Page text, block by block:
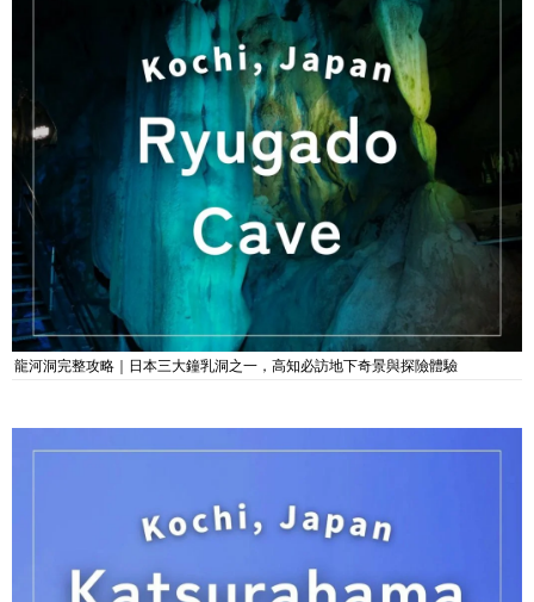
龍河洞完整攻略｜日本三大鐘乳洞之一，高知必訪地下奇景與探險體驗